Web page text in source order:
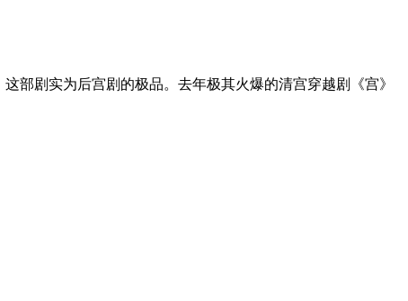
部剧实为后宫剧的极品。去年极其火爆的清宫穿越剧《宫》